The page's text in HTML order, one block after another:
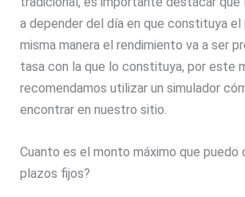
a depender del día en que constituya el
misma manera el rendimiento va a ser
tasa con la que lo constituya, por este
recomendamos utilizar un simulador
encontrar en nuestro sitio.
Cuanto es el monto máximo que puedo
plazos fijos?